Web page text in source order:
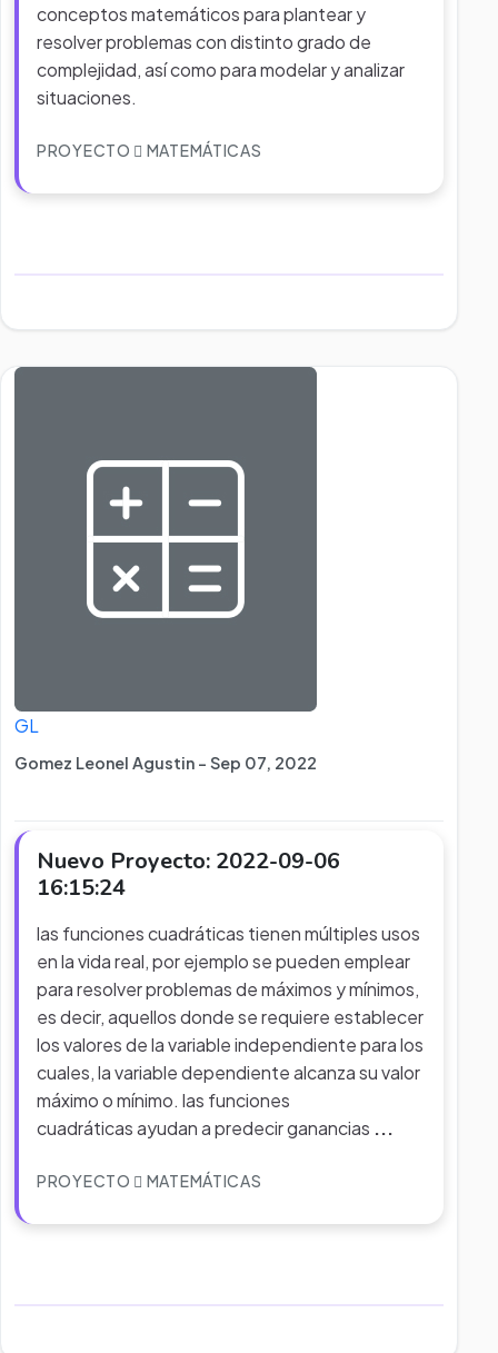
conceptos matemáticos para plantear y
resolver problemas con distinto grado de
complejidad, así como para modelar y analizar
situaciones.
PROYECTO MATEMÁTICAS
GL
Gomez Leonel Agustin - Sep 07, 2022
Nuevo Proyecto: 2022-09-06
16:15:24
las funciones cuadráticas tienen múltiples usos
en la vida real, por ejemplo se pueden emplear
para resolver problemas de máximos y mínimos,
es decir, aquellos donde se requiere establecer
los valores de la variable independiente para los
cuales, la variable dependiente alcanza su valor
máximo o mínimo. las funciones
cuadráticas ayudan a predecir ganancias ...
PROYECTO MATEMÁTICAS